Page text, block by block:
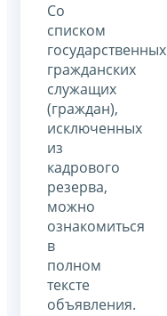
Со
списком
государственных
гражданских
служащих
(граждан),
исключенных
из
кадрового
резерва,
можно
ознакомиться
в
полном
тексте
объявления.